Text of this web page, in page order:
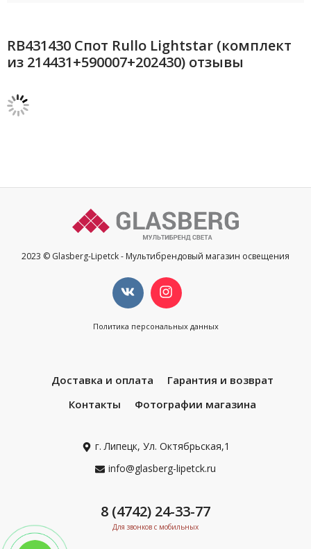
RB431430 Спот Rullo Lightstar (комплект
из 214431+590007+202430) отзывы
2023 © Glasberg-Lipetck - Мультибрендовый магазин освещения
Политика персональных данных
Доставка и оплата
Гарантия и возврат
Контакты
Фотографии магазина
г. Липецк, Ул. Октябрьская,1
info@glasberg-lipetck.ru
8 (4742) 24-33-77
Для звонков с мобильных